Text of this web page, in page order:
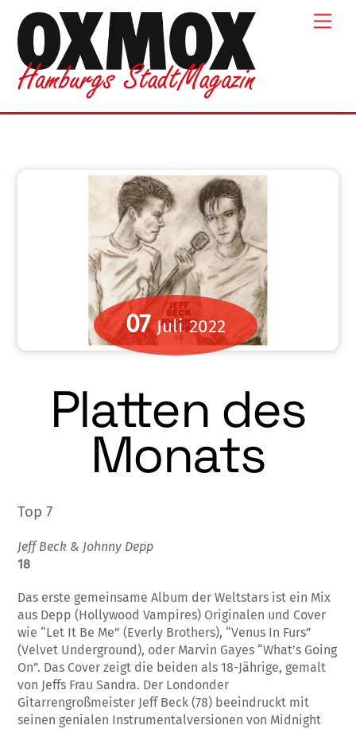
content
07 Juli 2022
Platten des
Monats
Top 7
Jeff Beck & Johnny Depp
18
Das erste gemeinsame Album der Weltstars ist ein Mix
aus Depp (Hollywood Vampires) Originalen und Cover
wie “Let It Be Me” (Everly Brothers), “Venus In Furs”
(Velvet Underground), oder Marvin Gayes “What’s Going
On”. Das Cover zeigt die beiden als 18-Jährige, gemalt
von Jeffs Frau Sandra. Der Londonder
Gitarrengroßmeister Jeff Beck (78) beeindruckt mit
seinen genialen Instrumentalversionen von Midnight